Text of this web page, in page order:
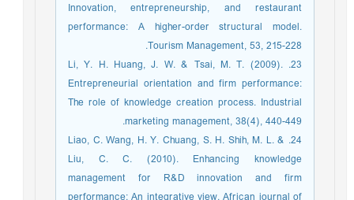
Innovation, entrepreneurship, and restaurant
performance: A higher-order structural model.
Tourism Management, 53, 215-228.
23. Li, Y. H. Huang, J. W. & Tsai, M. T. (2009).
Entrepreneurial orientation and firm performance:
The role of knowledge creation process. Industrial
marketing management, 38(4), 440-449.
24. Liao, C. Wang, H. Y. Chuang, S. H. Shih, M. L. &
Liu, C. C. (2010). Enhancing knowledge
management for R&D innovation and firm